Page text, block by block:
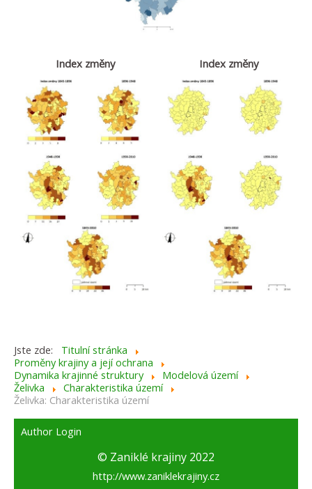
Index změny Index změny
Jste zde:
Titulní stránka
Proměny krajiny a její ochrana
Dynamika krajinné struktury
Modelová území
Želivka
Charakteristika území
Želivka: Charakteristika území
Author Login
© Zaniklé krajiny 2022
http://www.zaniklekrajiny.cz